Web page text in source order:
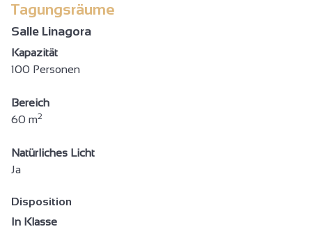
Tagungsräume
Salle Linagora
Kapazität
100 Personen
Bereich
60 m2
Natürliches Licht
Ja
Disposition
In Klasse